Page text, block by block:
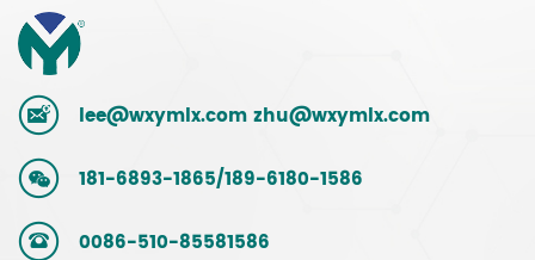
lee@wxymlx.com zhu@wxymlx.com
181-6893-1865/189-6180-1586
0086-510-85581586